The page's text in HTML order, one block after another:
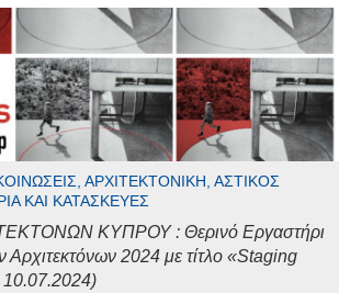
ΑΡΧΙΤΕΚΤΟΝΙΚΉ, ΑΣΤΙΚΌΣ
ΚΑΙ ΚΑΤΑΣΚΕΥΈΣ
ΚΥΠΡΟΥ : Θερινό Εργαστήρι
Αρχιτεκτόνων 2024 με τίτλο «Staging